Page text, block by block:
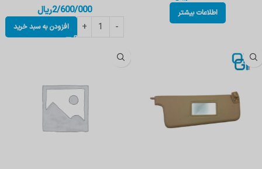
اطلاعات بیشتر
2/600/000ریال
افزودن به سبد خرید